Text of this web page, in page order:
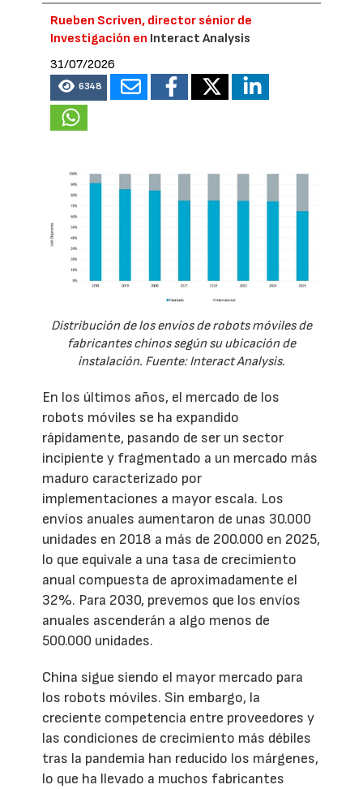
Rueben Scriven, director sénior de
Investigación en Interact Analysis
31/07/2026
6348
Distribución de los envíos de robots móviles de
fabricantes chinos según su ubicación de
instalación. Fuente: Interact Analysis.
En los últimos años, el mercado de los
robots móviles se ha expandido
rápidamente, pasando de ser un sector
incipiente y fragmentado a un mercado más
maduro caracterizado por
implementaciones a mayor escala. Los
envíos anuales aumentaron de unas 30.000
unidades en 2018 a más de 200.000 en 2025,
lo que equivale a una tasa de crecimiento
anual compuesta de aproximadamente el
32%. Para 2030, prevemos que los envíos
anuales ascenderán a algo menos de
500.000 unidades.
China sigue siendo el mayor mercado para
los robots móviles. Sin embargo, la
creciente competencia entre proveedores y
las condiciones de crecimiento más débiles
tras la pandemia han reducido los márgenes,
lo que ha llevado a muchos fabricantes